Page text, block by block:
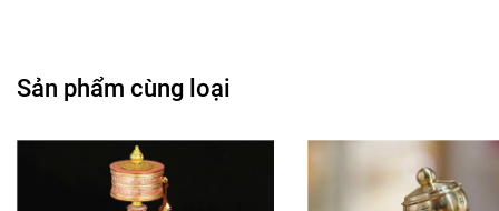
Sản phẩm cùng loại